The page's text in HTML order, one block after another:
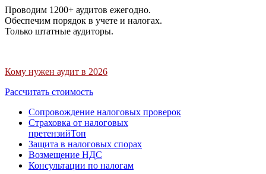
Проводим 1200+ аудитов ежегодно.
Обеспечим порядок в учете и налогах.
Только штатные аудиторы.
Кому нужен аудит в 2026
Рассчитать стоимость
Сопровождение налоговых проверок
Страховка от налоговых
претензийТоп
Защита в налоговых спорах
Возмещение НДС
Консультации по налогам